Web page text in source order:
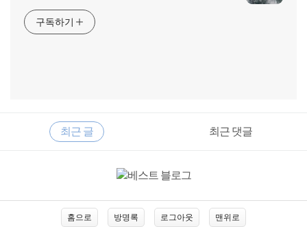
구독하기
RECENTLY
최근 글 최근 댓글
글
홈으로 방명록 로그아웃 맨위로